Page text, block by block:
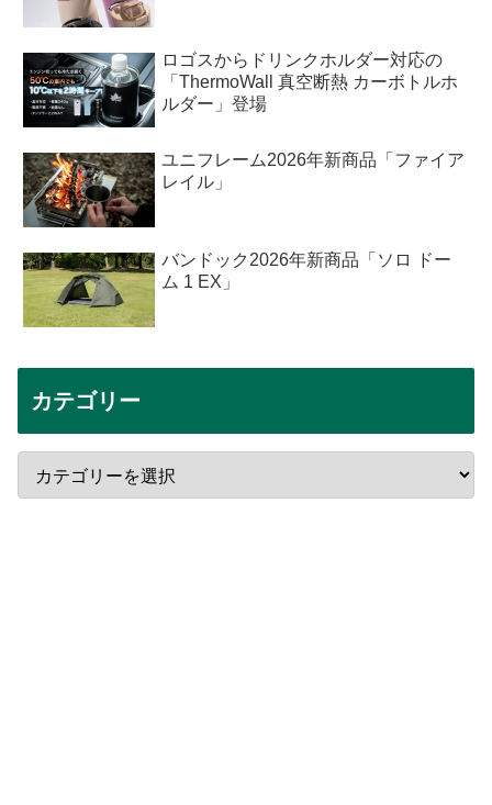
ロゴスからドリンクホルダー対応の
「ThermoWall 真空断熱 カーボトルホ
ルダー」登場
ユニフレーム2026年新商品「ファイア
レイル」
バンドック2026年新商品「ソロ ドー
ム 1 EX」
カテゴリー